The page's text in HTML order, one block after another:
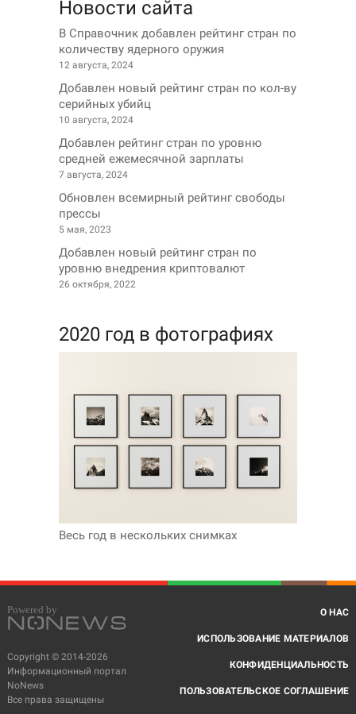
Новости сайта
В Справочник добавлен рейтинг стран по
количеству ядерного оружия
12 августа, 2024
Добавлен новый рейтинг стран по кол-ву
серийных убийц
10 августа, 2024
Добавлен рейтинг стран по уровню
средней ежемесячной зарплаты
7 августа, 2024
Обновлен всемирный рейтинг свободы
прессы
5 мая, 2023
Добавлен новый рейтинг стран по
уровню внедрения криптовалют
26 октября, 2022
2020 год в фотографиях
Весь год в нескольких снимках
Copyright © 2014-2026
Информационный портал
NoNews
Все права защищены
О НАС
ИСПОЛЬЗОВАНИЕ МАТЕРИАЛОВ
КОНФИДЕНЦИАЛЬНОСТЬ
ПОЛЬЗОВАТЕЛЬСКОЕ СОГЛАШЕНИЕ